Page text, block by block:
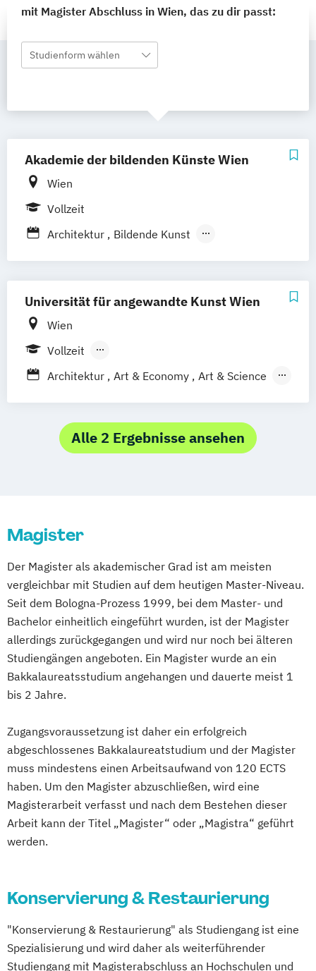
mit Magister Abschluss in Wien, das zu dir passt:
Studienform wählen
Akademie der bildenden Künste Wien
Wien
Vollzeit
Architektur
Bildende Kunst
Künstlerisches Lehramt
Master in Critical Studies
Universität für angewandte Kunst Wien
Wien
Vollzeit
Berufsbegleitendes Präsenzstudium
Architektur Art & Economy
Art & Science
Studies in Art
Science Philosophy
Design (Studienzweige: Angewandte
Grafik Design Grafik und Werbung
Mode)
Doktoratsstudium Künstlerische Forschung
Doktoratsstudium der
Naturwissenschaften
Doktoratsstudium der Philosophie
Wissenschaften
Experimental Game Cultures
Global Challenges and Sustainable
Developments
Industrial Design
Konservierung und Restaurierung
Architektur und Environment (Technisches
Lehramt Textil - freie und kontextuelle
künstlerische Gestaltung und
Materialkultur (Textiles Gestalten)
Alle 2 Ergebnisse ansehen
Magister
Der Magister als akademischer Grad ist am meisten
vergleichbar mit Studien auf dem heutigen Master-Niveau.
Seit dem Bologna-Prozess 1999, bei dem Master- und
Bachelor einheitlich eingeführt wurden, ist der Magister
allerdings zurückgegangen und wird nur noch bei älteren
Studiengängen angeboten. Ein Magister wurde an ein
Bakkalaureatsstudium angehangen und dauerte meist 1
bis 2 Jahre.
Zugangsvoraussetzung ist daher ein erfolgreich
abgeschlossenes Bakkalaureatstudium und der Magister
muss mindestens einen Arbeitsaufwand von 120 ECTS
haben. Um den Magister abzuschließen, wird eine
Magisterarbeit verfasst und nach dem Bestehen dieser
Arbeit kann der Titel „Magister“ oder „Magistra“ geführt
werden.
Konservierung & Restaurierung
"Konservierung & Restaurierung" als Studiengang ist eine
Spezialisierung und wird daher als weiterführender
Studiengang mit Magisterabschluss an Hochschulen und